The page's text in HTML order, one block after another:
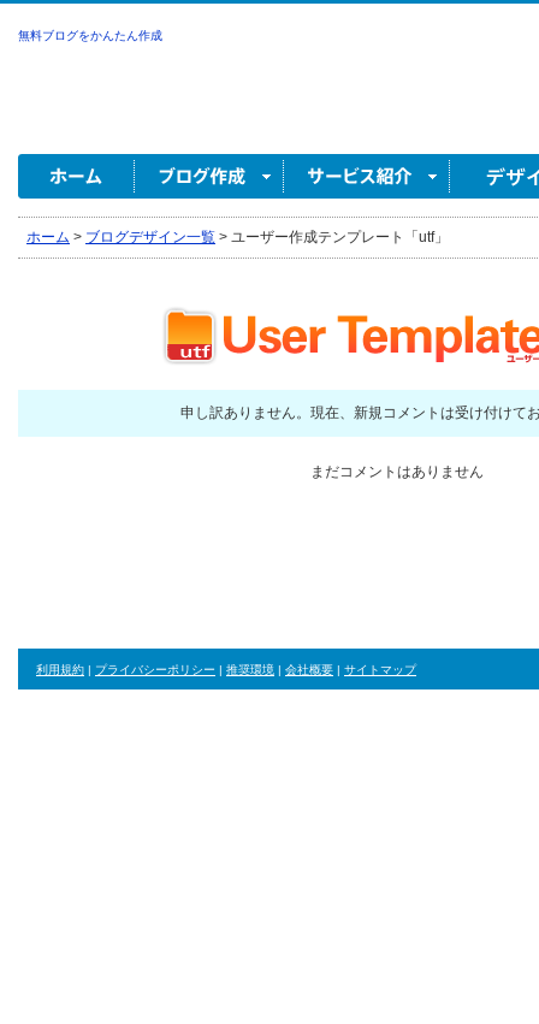
無料ブログをかんたん作成
ホーム > ブログデザイン一覧 > ユーザー作成テンプレート「utf」
申し訳ありません。現在、新規コメントは受け付けて
まだコメントはありません
利用規約 | プライバシーポリシー | 推奨環境 | 会社概要 | サイトマップ